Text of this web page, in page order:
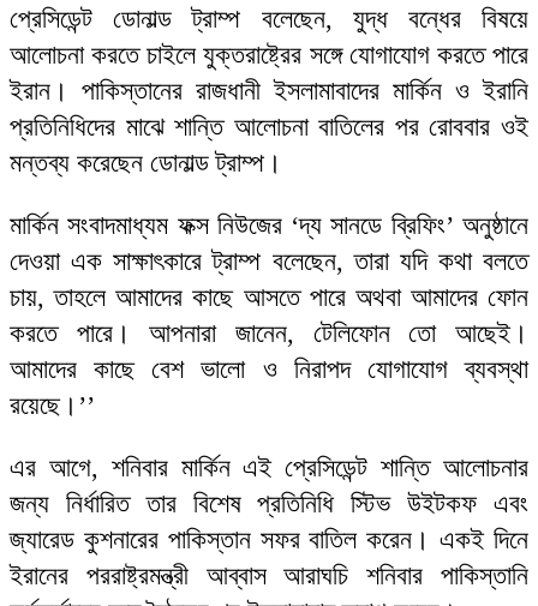
প্রেসিডেন্ট ডোনাল্ড ট্রাম্প বলেছেন, যুদ্ধ বন্ধের বিষয়ে
আলোচনা করতে চাইলে যুক্তরাষ্ট্রের সঙ্গে যোগাযোগ করতে পারে
ইরান। পাকিস্তানের রাজধানী ইসলামাবাদের মার্কিন ও ইরানি
প্রতিনিধিদের মাঝে শান্তি আলোচনা বাতিলের পর রোববার ওই
মন্তব্য করেছেন ডোনাল্ড ট্রাম্প।
মার্কিন সংবাদমাধ্যম ফক্স নিউজের ‘দ্য সানডে ব্রিফিং’ অনুষ্ঠানে
দেওয়া এক সাক্ষাৎকারে ট্রাম্প বলেছেন, তারা যদি কথা বলতে
চায়, তাহলে আমাদের কাছে আসতে পারে অথবা আমাদের ফোন
করতে পারে। আপনারা জানেন, টেলিফোন তো আছেই।
আমাদের কাছে বেশ ভালো ও নিরাপদ যোগাযোগ ব্যবস্থা
রয়েছে।’’
এর আগে, শনিবার মার্কিন এই প্রেসিডেন্ট শান্তি আলোচনার
জন্য নির্ধারিত তার বিশেষ প্রতিনিধি স্টিভ উইটকফ এবং
জ্যারেড কুশনারের পাকিস্তান সফর বাতিল করেন। একই দিনে
ইরানের পররাষ্ট্রমন্ত্রী আব্বাস আরাঘচি শনিবার পাকিস্তানি